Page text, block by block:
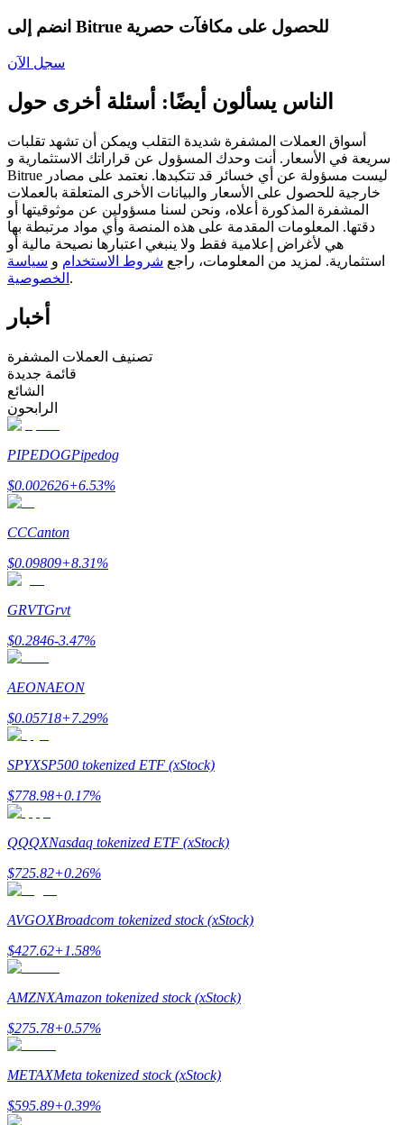
نسخ التداول
انضم إلى أفضل المتداولين
كن متداول نسخ
استمتع بتقاسم الأرباح وعمولات نسخ التداول
معلومة
مرشد
انضم إلى Bitrue للحصول على مكافآت حصرية
سجل الآن
الناس يسألون أيضًا: أسئلة أخرى حول
أسواق العملات المشفرة شديدة التقلب ويمكن أن تشهد تقلبات
سريعة في الأسعار. أنت وحدك المسؤول عن قراراتك الاستثمارية و
Bitrue ليست مسؤولة عن أي خسائر قد تتكبدها. نعتمد على مصادر
خارجية للحصول على الأسعار والبيانات الأخرى المتعلقة بالعملات
المشفرة المذكورة أعلاه، ونحن لسنا مسؤولين عن موثوقيتها أو
دقتها. المعلومات المقدمة على هذه المنصة وأي مواد مرتبطة بها
هي لأغراض إعلامية فقط ولا ينبغي اعتبارها نصيحة مالية أو
استثمارية. لمزيد من المعلومات، راجع شروط الاستخدام و سياسة
الخصوصية .
أخبار
تصنيف العملات المشفرة
قائمة جديدة
الشائع
الرابحون
PIPEDOGPipedog
$0.002626+6.53%
CCCanton
$0.09809+8.31%
GRVTGrvt
$0.2846-3.47%
AEONAEON
$0.05718+7.29%
SPYXSP500 tokenized ETF (xStock)
$778.98+0.17%
QQQXNasdaq tokenized ETF (xStock)
$725.82+0.26%
AVGOXBroadcom tokenized stock (xStock)
$427.62+1.58%
AMZNXAmazon tokenized stock (xStock)
$275.78+0.57%
METAXMeta tokenized stock (xStock)
$595.89+0.39%